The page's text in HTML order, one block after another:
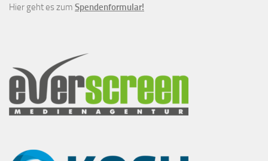
Hier geht es zum Spendenformular!